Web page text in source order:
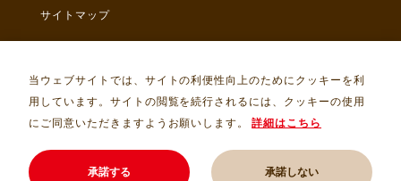
当ウェブサイトでは、サイトの利便性向上のためにクッキーを利
用しています。サイトの閲覧を続行されるには、クッキーの使用
にご同意いただきますようお願いします。
詳細はこちら
承諾する 承諾しない
サイトマップ